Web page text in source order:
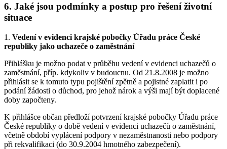
6. Jaké jsou podmínky a postup pro řešení životní
situace
1. Vedení v evidenci krajské pobočky Úřadu práce České
republiky jako uchazeče o zaměstnání
Přihlášku je možno podat v průběhu vedení v evidenci uchazečů o
zaměstnání, příp. kdykoliv v budoucnu. Od 21.8.2008 je možno
přihlásit se k tomuto typu pojištění zpětně a pojistné zaplatit i po
podání žádosti o důchod, pro jehož nárok a výši mají být doplacené
doby započteny.
K přihlášce občan předloží potvrzení krajské pobočky Úřadu práce
České republiky o době vedení v evidenci uchazečů o zaměstnání,
včetně období vyplácení podpory v nezaměstnanosti nebo podpory
při rekvalifikaci (do 30.9.2004 hmotného zabezpečení).